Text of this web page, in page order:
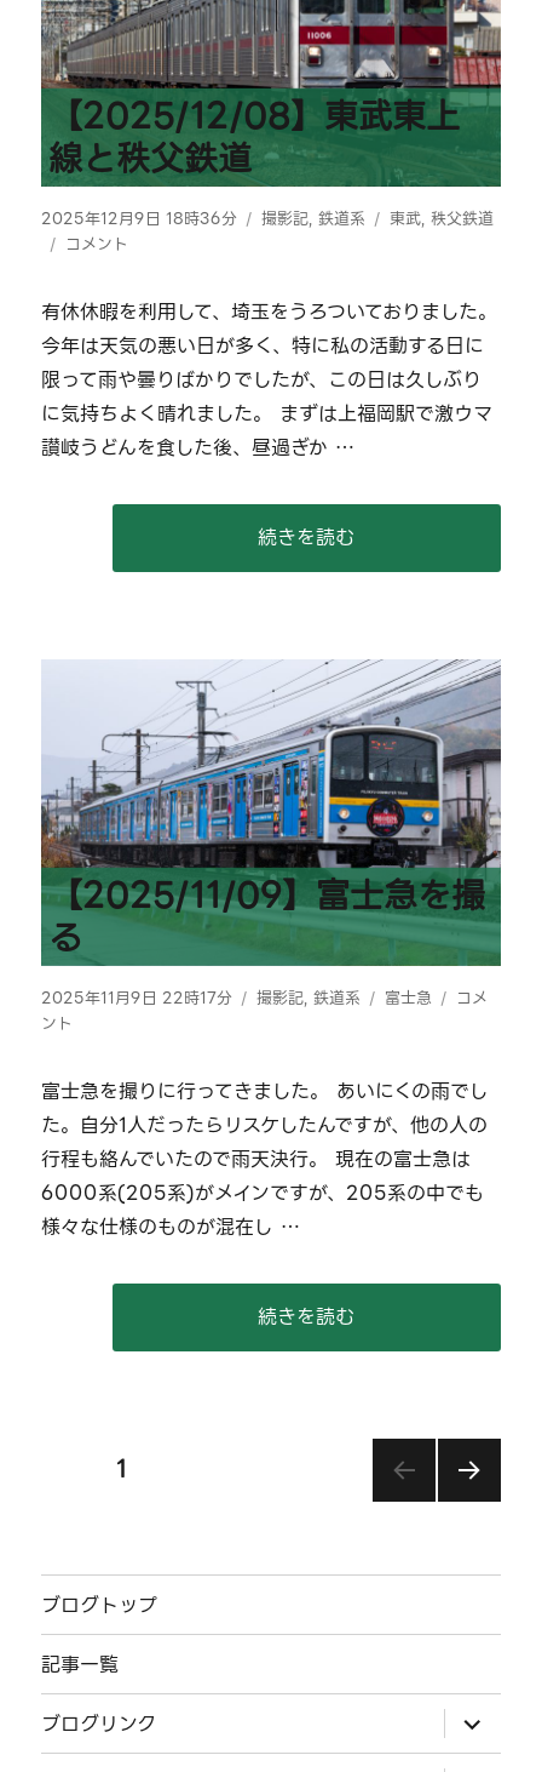
【2025/12/08】東武東上
線と秩父鉄道
投
稿
2025年12月9日 18時36分
カ
ー
撮影記,鉄道系
タ
東武,秩父鉄道
【2025/12/08】
東
上
線
と
秩
父
コメント
有休休暇を利用して、埼玉をうろついておりました。
今年は天気の悪い日が多く、特に私の活動する日に
限って雨や曇りばかりでしたが、この日は久しぶり
に気持ちよく晴れました。 まずは上福岡駅で激ウマ
讃岐うどんを食した後、昼過ぎか …
“【2025/12/08】東武東上線
続きを読む
【2025/11/09】富士急を撮
る
投
稿
2025年11月9日 22時17分
カ
ー
撮影記,鉄道系
タ
富士急
【2025/
を
撮
る
に
コメ
ント
富士急を撮りに行ってきました。 あいにくの雨でし
た。自分1人だったらリスケしたんですが、他の人の
行程も絡んでいたので雨天決行。 現在の富士急は
6000系(205系)がメインですが、205系の中でも
様々な仕様のものが混在し …
“【2025/11/09】富士急を撮る
続きを読む
の
ペ
ー
ページ1
次の
ブログトップ
記事一覧
ブログリンク
サ
ブ
メ